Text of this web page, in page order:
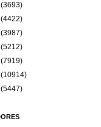
(3693)
(4422)
(3987)
(5212)
(7919)
(10914)
(5447)